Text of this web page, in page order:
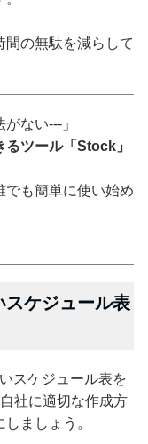
間の無駄を減らして
ない---」
ツール「Stock」
でも簡単に使い始め
ケジュール表
スケジュール表を
社に適切な作成方
ましょう。